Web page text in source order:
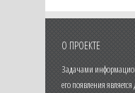
О ПРОЕКТЕ
Задачами
его появления